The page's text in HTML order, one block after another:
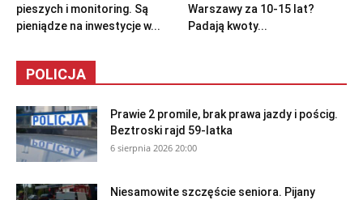
pieszych i monitoring. Są
pieniądze na inwestycje w...
Warszawy za 10-15 lat?
Padają kwoty...
POLICJA
Prawie 2 promile, brak prawa jazdy i pościg.
Beztroski rajd 59-latka
6 sierpnia 2026 20:00
Niesamowite szczęście seniora. Pijany